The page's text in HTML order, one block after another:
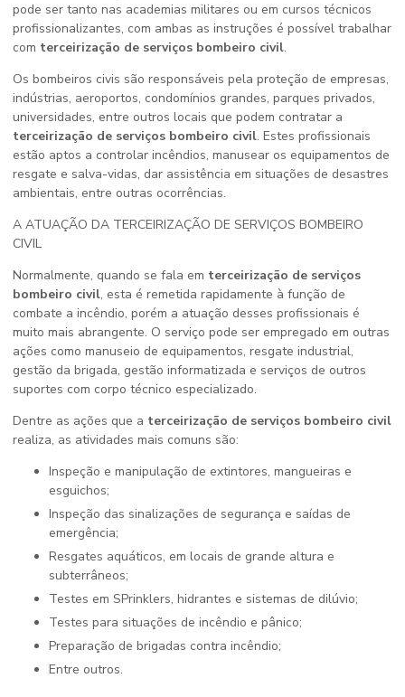
pode ser tanto nas academias militares ou em cursos técnicos
profissionalizantes, com ambas as instruções é possível trabalhar
com terceirização de serviços bombeiro civil.
Os bombeiros civis são responsáveis pela proteção de empresas,
indústrias, aeroportos, condomínios grandes, parques privados,
universidades, entre outros locais que podem contratar a
terceirização de serviços bombeiro civil. Estes profissionais
estão aptos a controlar incêndios, manusear os equipamentos de
resgate e salva-vidas, dar assistência em situações de desastres
ambientais, entre outras ocorrências.
A ATUAÇÃO DA TERCEIRIZAÇÃO DE SERVIÇOS BOMBEIRO
CIVIL
Normalmente, quando se fala em terceirização de serviços
bombeiro civil, esta é remetida rapidamente à função de
combate a incêndio, porém a atuação desses profissionais é
muito mais abrangente. O serviço pode ser empregado em outras
ações como manuseio de equipamentos, resgate industrial,
gestão da brigada, gestão informatizada e serviços de outros
suportes com corpo técnico especializado.
Dentre as ações que a terceirização de serviços bombeiro civil
realiza, as atividades mais comuns são:
Inspeção e manipulação de extintores, mangueiras e
esguichos;
Inspeção das sinalizações de segurança e saídas de
emergência;
Resgates aquáticos, em locais de grande altura e
subterrâneos;
Testes em SPrinklers, hidrantes e sistemas de dilúvio;
Testes para situações de incêndio e pânico;
Preparação de brigadas contra incêndio;
Entre outros.